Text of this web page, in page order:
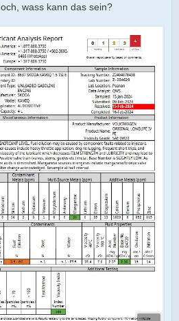
wass kann das sein?